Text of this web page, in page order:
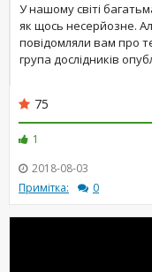
У нашому світі
як щось несерйозне.
повідомляли вам про
група дослідників
75
1
2018-08-03
Примітка:
0